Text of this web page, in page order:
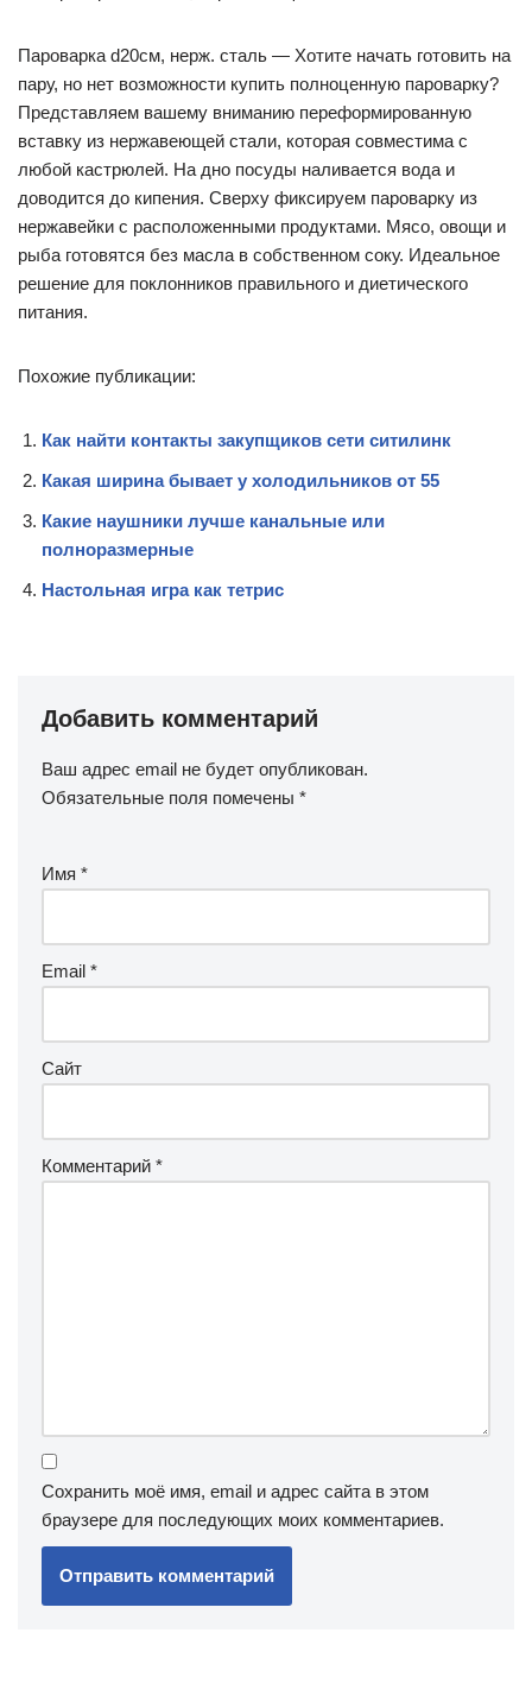
Пароварка d20см, нерж. сталь — Хотите начать готовить на
пару, но нет возможности купить полноценную пароварку?
Представляем вашему вниманию переформированную
вставку из нержавеющей стали, которая совместима с
любой кастрюлей. На дно посуды наливается вода и
доводится до кипения. Сверху фиксируем пароварку из
нержавейки с расположенными продуктами. Мясо, овощи и
рыба готовятся без масла в собственном соку. Идеальное
решение для поклонников правильного и диетического
питания.
Похожие публикации:
Как найти контакты закупщиков сети ситилинк
Какая ширина бывает у холодильников от 55
Какие наушники лучше канальные или
полноразмерные
Настольная игра как тетрис
Добавить комментарий
Ваш адрес email не будет опубликован.
Обязательные поля помечены *
Имя *
Email *
Сайт
Комментарий *
Сохранить моё имя, email и адрес сайта в этом
браузере для последующих моих комментариев.